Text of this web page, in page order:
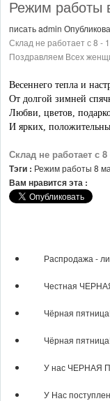
Режим работы
писатьadmin
Склад не работает с 8 -
Поздравляем Всех
Весеннего тепла и
От долгой зимней
Любви, цветов,
И ярких,
Склад не работает с
Тэги : Режим работы 8
Вам нравится эта :
​Распродажа -
Честная
Чёрная
Чёрная
У нас ЧЕРНАЯ
У Нас